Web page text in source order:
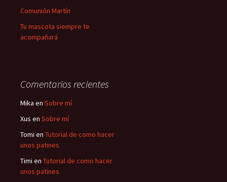
Comunión Martín
Tu mascota siempre te
acompañará
Comentarios recientes
Mika en Sobre mí
Xus en Sobre mí
Tomi en Tutorial de como hacer
unos patines
Timi en Tutorial de como hacer
unos patines